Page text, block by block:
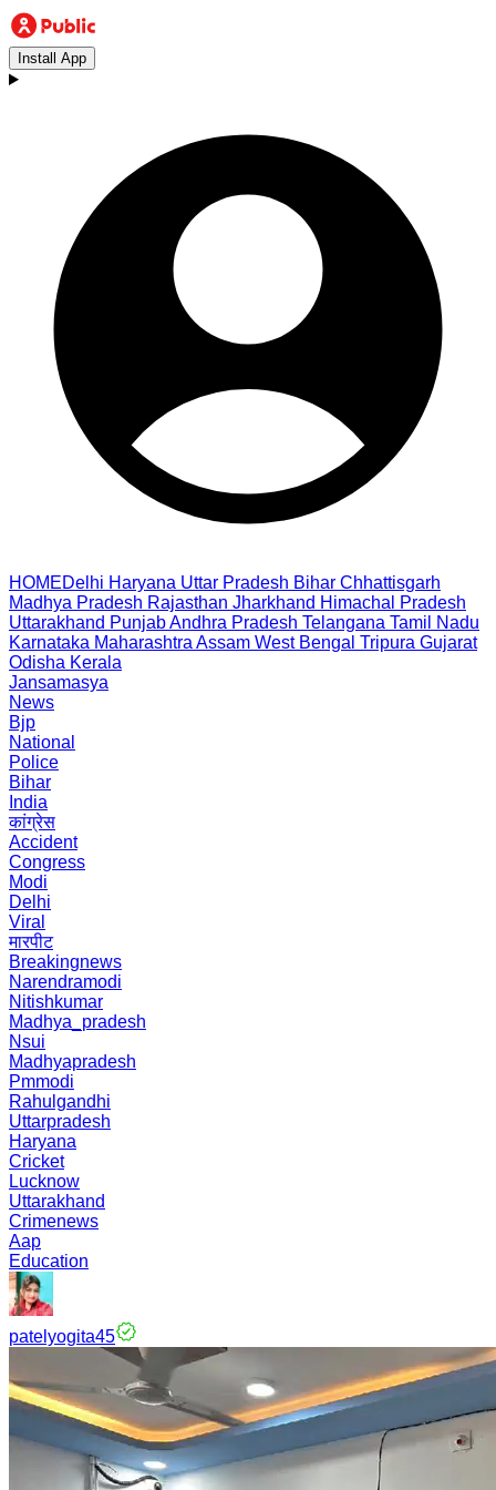
Install App
HOMEDelhi Haryana Uttar Pradesh Bihar Chhattisgarh
Madhya Pradesh Rajasthan Jharkhand Himachal Pradesh
Uttarakhand PunjabAndhra Pradesh Telangana Tamil Nadu
Karnataka Maharashtra Assam West Bengal Tripura Gujarat
Odisha Kerala
Jansamasya
News
Bjp
National
Police
Bihar
India
कांग्रेस
Accident
Congress
Modi
Delhi
Viral
मारपीट
Breakingnews
Narendramodi
Nitishkumar
Madhya_pradesh
Nsui
Madhyapradesh
Pmmodi
Rahulgandhi
Uttarpradesh
Haryana
Cricket
Lucknow
Uttarakhand
Crimenews
Aap
Education
patelyogita45